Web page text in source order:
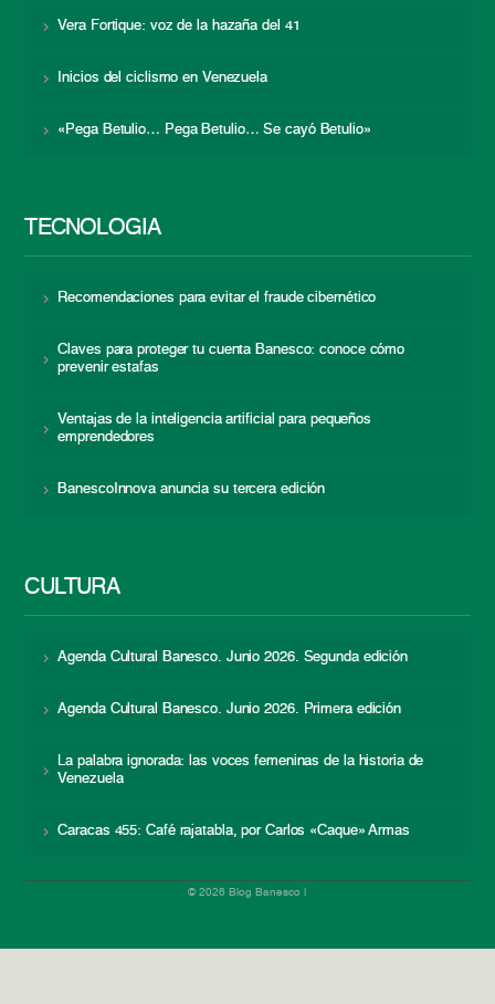
Vera Fortique: voz de la hazaña del 41
Inicios del ciclismo en Venezuela
«Pega Betulio… Pega Betulio… Se cayó Betulio»
TECNOLOGÍA
Recomendaciones para evitar el fraude cibernético
Claves para proteger tu cuenta Banesco: conoce cómo
prevenir estafas
Ventajas de la inteligencia artificial para pequeños
emprendedores
BanescoInnova anuncia su tercera edición
CULTURA
Agenda Cultural Banesco. Junio 2026. Segunda edición
Agenda Cultural Banesco. Junio 2026. Primera edición
La palabra ignorada: las voces femeninas de la historia de
Venezuela
Caracas 455: Café rajatabla, por Carlos «Caque» Armas
© 2026 Blog Banesco |